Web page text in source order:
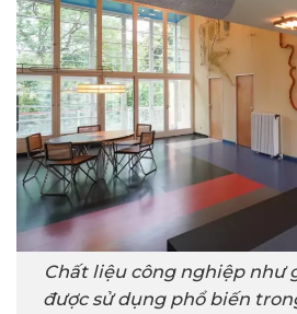
Chất liệu công nghiệp như
được sử dụng phổ biến